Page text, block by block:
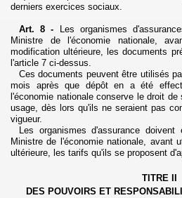
derniers exercices sociaux.
Art. 8 - Les organismes
Ministre de l'économie nationale,
modification ultérieure, les documents
l'article 7 ci-dessus.
Ces documents peuvent être utilisés
mois après que dépôt en a été
l'économie nationale conserve le droit
usage, dès lors qu'ils ne seraient pas
vigueur.
Les organismes d'assurance doivent
Ministre de l'économie nationale, avant
ultérieure, les tarifs qu'ils se proposent
TITRE II
DES POUVOIRS ET